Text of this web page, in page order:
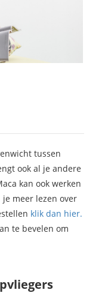
tussen
ook al je andere
kan ook werken
meer lezen over
klik dan hier.
te bevelen om